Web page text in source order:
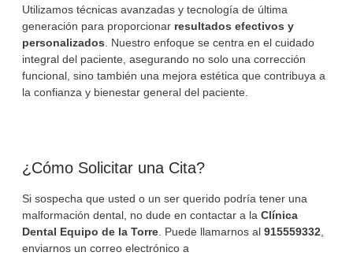
Utilizamos técnicas avanzadas y tecnología de última
generación para proporcionar resultados efectivos y
personalizados . Nuestro enfoque se centra en el cuidado
integral del paciente, asegurando no solo una corrección
funcional, sino también una mejora estética que contribuya a
la confianza y bienestar general del paciente.
¿Cómo Solicitar una Cita?
Si sospecha que usted o un ser querido podría tener una
malformación dental, no dude en contactar a la Clínica
Dental Equipo de la Torre . Puede llamarnos al 915559332
enviarnos un correo electrónico a